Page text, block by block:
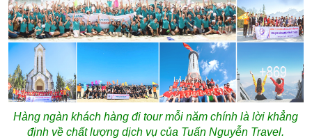
Hàng ngàn khách hàng đi tour mỗi năm chính là lời khẳng
định về chất lượng dịch vụ của Tuấn Nguyễn Travel.